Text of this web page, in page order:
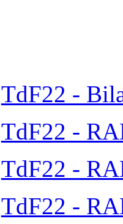
TdF22 -
TdF22 -
TdF22 -
TdF22 -